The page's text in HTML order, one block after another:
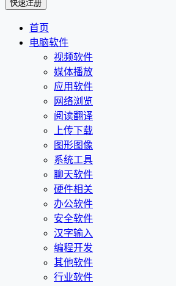
首页
电脑软件
视频软件
媒体播放
应用软件
网络浏览
阅读翻译
上传下载
图形图像
系统工具
聊天软件
硬件相关
办公软件
安全软件
汉字输入
编程开发
其他软件
行业软件